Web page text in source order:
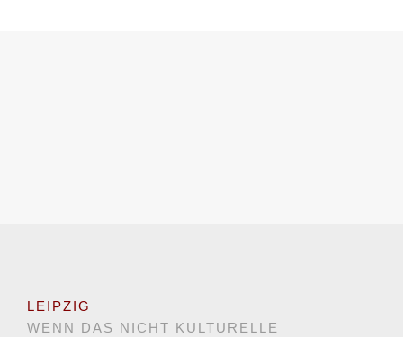
LEIPZIG
WENN DAS NICHT KULTURELLE